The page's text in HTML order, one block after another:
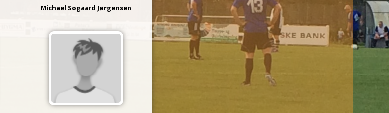
Michael Søgaard Jørgensen